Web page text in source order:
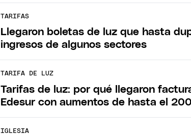
TARIFAS
Llegaron boletas de luz que hasta
ingresos de algunos sectores
TARIFA DE LUZ
Tarifas de luz: por qué llegaron
Edesur con aumentos de hasta el
IGLESIA